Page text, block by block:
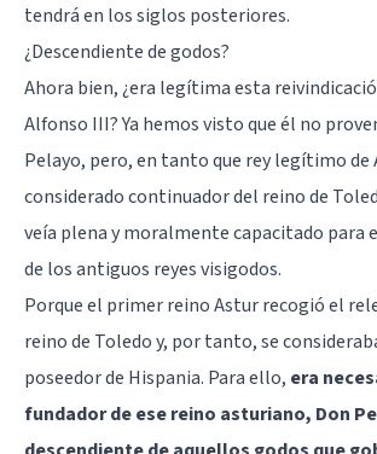
tendrá en los siglos posteriores.
¿Descendiente de godos?
Ahora bien, ¿era legítima esta
Alfonso III? Ya hemos visto que él no
Pelayo, pero, en tanto que rey legítimo de
considerado continuador del reino de
veía plena y moralmente capacitado para
de los antiguos reyes visigodos.
Porque el primer reino Astur recogió el
reino de Toledo y, por tanto, se
poseedor de Hispania. Para ello, era
fundador de ese reino asturiano, Don